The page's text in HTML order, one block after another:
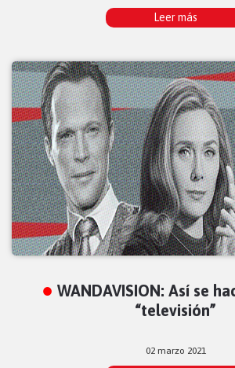
Leer más
WANDAVISION: Así se
“televisión”
02 marzo 2021